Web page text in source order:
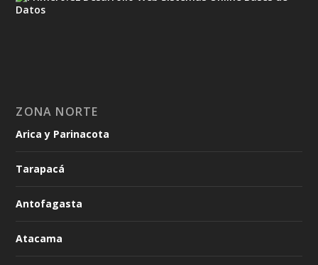
ZONA NORTE
Arica y Parinacota
Tarapacá
Antofagasta
Atacama